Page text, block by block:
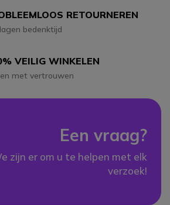
RETOURNEREN
bedenktijd
VEILIG WINKELEN
met vertrouwen
Een vraag?
zijn er om u te helpen met elk
verzoek!